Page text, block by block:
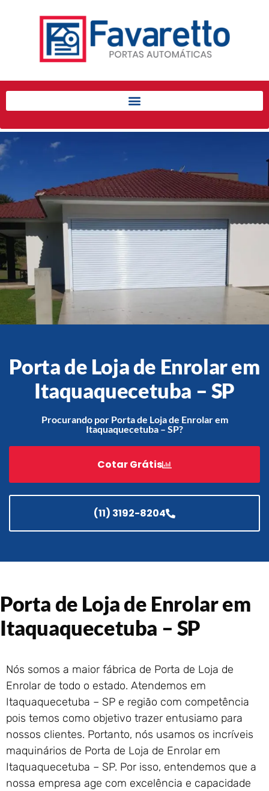
Início
Porta de Enrolar Automática
Automatizadores
Acessórios Para Portas de
Enrolar
Pintura eletrostática
Portfólio
Contato
Acessórios
Enrolar em Teresópolis – RJ
Portão de Garagem de
Enrolar em São Pedro da
Enrolar em São João de
Meriti – RJ
Portão de Garagem de
Enrolar em São Gonçalo – RJ
Enrolar em Queimados – RJ
Enrolar em Petrópolis – RJ
Portão de Garagem de
Enrolar em Nova Iguaçu – RJ
Portão de Garagem de
Enrolar em Nova Friburgo –
RJ
Porta de Loja de Enrolar em
Itaquaquecetuba – SP
Procurando por Porta de Loja de Enrolar em
Itaquaquecetuba – SP?
Cotar Grátis
(11) 3192-8204
Porta de Loja de Enrolar em
Itaquaquecetuba – SP
Nós somos a maior fábrica de Porta de Loja de
Enrolar de todo o estado. Atendemos em
Itaquaquecetuba – SP e região com competência
pois temos como objetivo trazer entusiamo para
nossos clientes. Portanto, nós usamos os incríveis
maquinários de Porta de Loja de Enrolar em
Itaquaquecetuba – SP. Por isso, entendemos que a
nossa empresa age com excelência e capacidade